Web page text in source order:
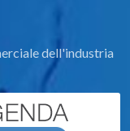
dell'industria